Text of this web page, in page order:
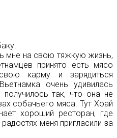
мне на свою тяжкую жизнь,
принято есть мясо
карму и зарядиться
очень удивилась
так, что она не
собачьего мяса. Тут Хоай
хороший ресторан, где
меня пригласили за